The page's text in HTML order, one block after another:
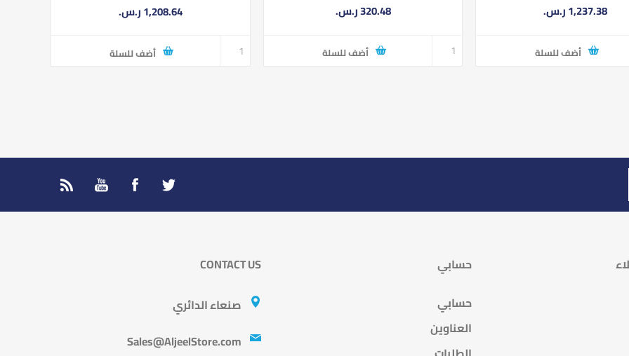
1,237.38 ر.س.‏
أضف للسلة
320.48 ر.س.‏
أضف للسلة
1,208.64 ر.س.‏
أضف للسلة
حسابي
حسابي
العناوين
CONTACT US
صنعاء الدائري
Sales@AljeelStore.com